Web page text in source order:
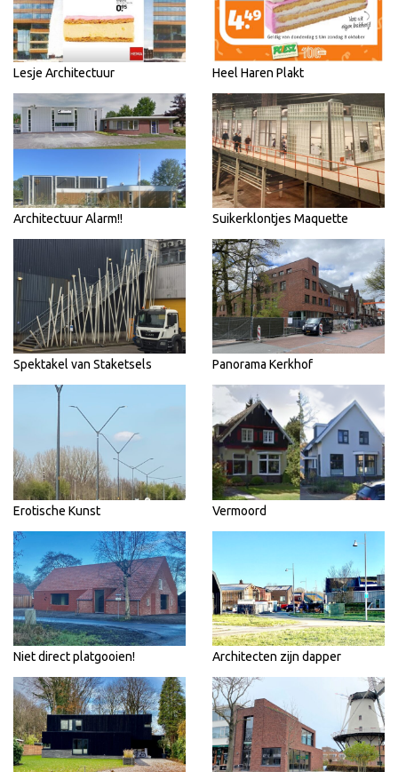
Lesje Architectuur Heel Haren Plakt
Architectuur Alarm!! Suikerklontjes Maquette
Spektakel van Staketsels Panorama Kerkhof
Erotische Kunst Vermoord
Niet direct platgooien! Architecten zijn dapper